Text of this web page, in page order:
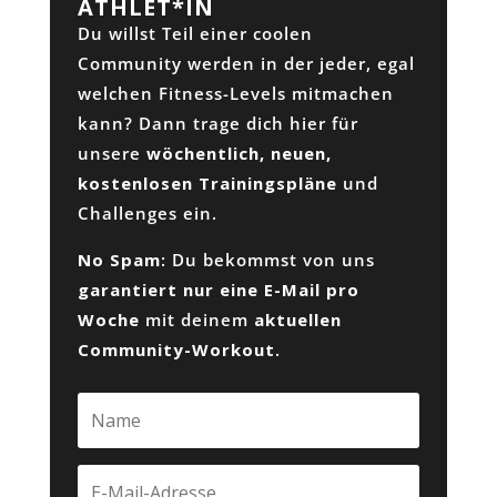
ATHLET*IN
Du willst Teil einer coolen
Community werden in der jeder, egal
welchen Fitness-Levels mitmachen
kann? Dann trage dich hier für
unsere wöchentlich, neuen,
kostenlosen Trainingspläne und
Challenges ein.
No Spam: Du bekommst von uns
garantiert nur eine E-Mail pro
Woche mit deinem aktuellen
Community-Workout.